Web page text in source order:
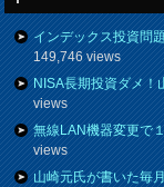
インデックス投資問
149,746 views
NISA長期投資ダメ！
views
無線LAN機器変更で
views
山崎元氏が書いた毎